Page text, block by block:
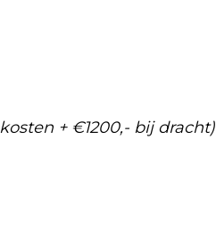
+ €1200,- bij dracht)